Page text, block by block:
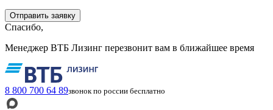
Спасибо,
Менеджер ВТБ Лизинг перезвонит вам в ближайшее время
8 800 700 64 89звонок по россии бесплатно